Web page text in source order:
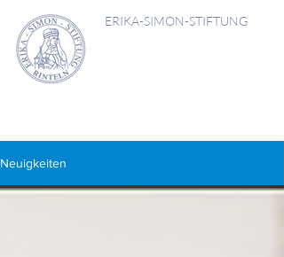
ERIKA-SIMON-STIFTUNG
Neuigkeiten